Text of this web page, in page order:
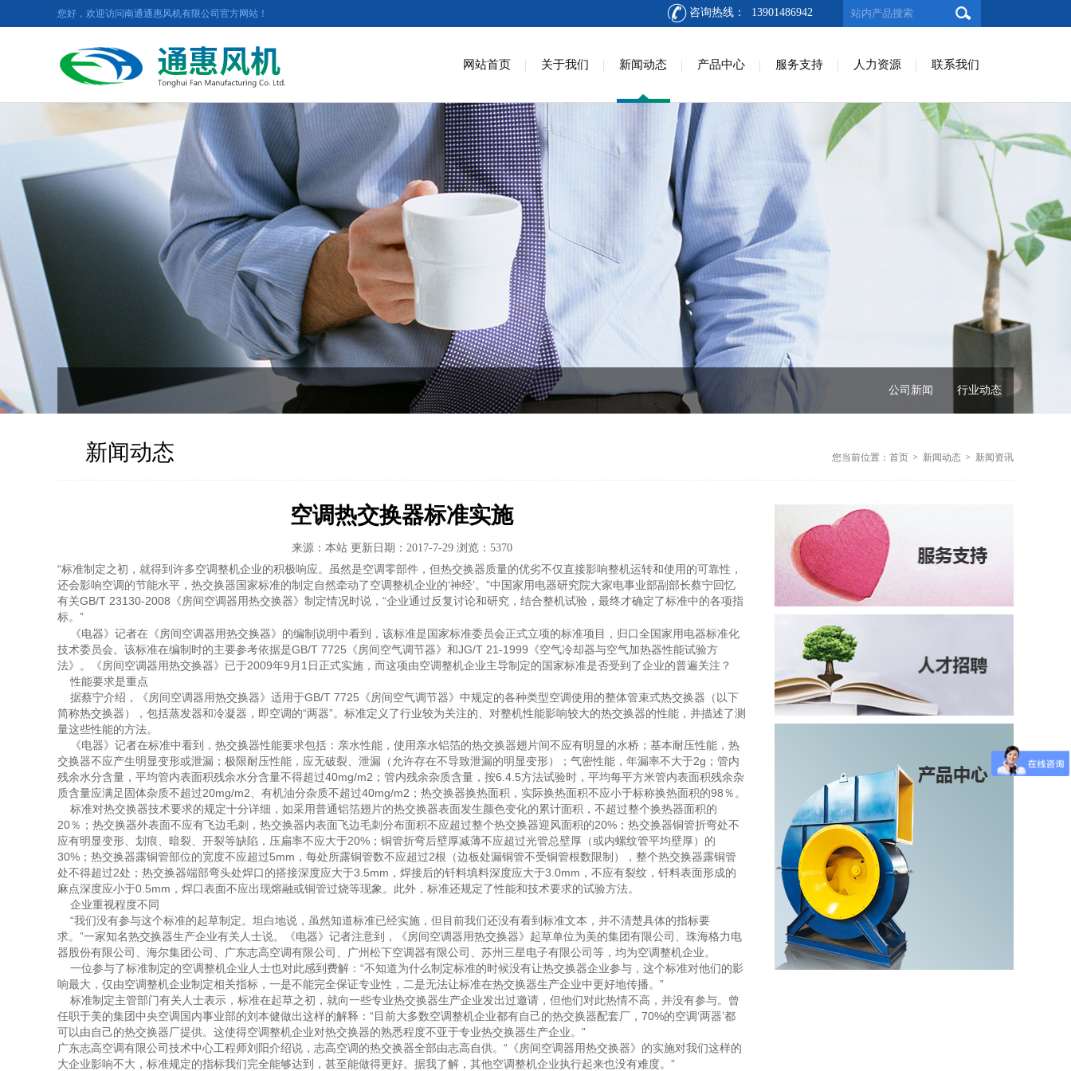
您好，欢迎访问南通通惠风机有限公司官方网站！ 咨询热线： 13901486942
网站首页 关于我们 新闻动态 产品中心 服务支持 人力资源 联系我们
公司新闻 行业动态
新闻动态 您当前位置： 首页 > 新闻动态 > 新闻资讯
空调热交换器标准实施
来源：本站 更新日期：2017-7-29 浏览：5370
“标准制定之初，就得到许多空调整机企业的积极响应。虽然是空调零部件，但热交换器质量的优劣不仅直接影响整机运转和使用的可靠性，
还会影响空调的节能水平，热交换器国家标准的制定自然牵动了空调整机企业的‘神经’。”中国家用电器研究院大家电事业部副部长蔡宁回忆
有关GB/T 23130-2008《房间空调器用热交换器》制定情况时说，“企业通过反复讨论和研究，结合整机试验，最终才确定了标准中的各项指
标。”
《电器》记者在《房间空调器用热交换器》的编制说明中看到，该标准是国家标准委员会正式立项的标准项目，归口全国家用电器标准化
技术委员会。该标准在编制时的主要参考依据是GB/T 7725《房间空气调节器》和JG/T 21-1999《空气冷却器与空气加热器性能试验方
法》。《房间空调器用热交换器》已于2009年9月1日正式实施，而这项由空调整机企业主导制定的国家标准是否受到了企业的普遍关注？
性能要求是重点
据蔡宁介绍，《房间空调器用热交换器》适用于GB/T 7725《房间空气调节器》中规定的各种类型空调使用的整体管束式热交换器（以下
简称热交换器），包括蒸发器和冷凝器，即空调的“两器”。标准定义了行业较为关注的、对整机性能影响较大的热交换器的性能，并描述了测
量这些性能的方法。
《电器》记者在标准中看到，热交换器性能要求包括：亲水性能，使用亲水铝箔的热交换器翅片间不应有明显的水桥；基本耐压性能，热
交换器不应产生明显变形或泄漏；极限耐压性能，应无破裂、泄漏（允许存在不导致泄漏的明显变形）；气密性能，年漏率不大于2g；管内
残余水分含量，平均管内表面积残余水分含量不得超过40mg/m2；管内残余杂质含量，按6.4.5方法试验时，平均每平方米管内表面积残余杂
质含量应满足固体杂质不超过20mg/m2、有机油分杂质不超过40mg/m2；热交换器换热面积，实际换热面积不应小于标称换热面积的98％。
标准对热交换器技术要求的规定十分详细，如采用普通铝箔翅片的热交换器表面发生颜色变化的累计面积，不超过整个换热器面积的
20％；热交换器外表面不应有飞边毛刺，热交换器内表面飞边毛刺分布面积不应超过整个热交换器迎风面积的20%；热交换器铜管折弯处不
应有明显变形、划痕、暗裂、开裂等缺陷，压扁率不应大于20%；铜管折弯后壁厚减薄不应超过光管总壁厚（或内螺纹管平均壁厚）的
30%；热交换器露铜管部位的宽度不应超过5mm，每处所露铜管数不应超过2根（边板处漏铜管不受铜管根数限制），整个热交换器露铜管
处不得超过2处；热交换器端部弯头处焊口的搭接深度应大于3.5mm，焊接后的钎料填料深度应大于3.0mm，不应有裂纹，钎料表面形成的
麻点深度应小于0.5mm，焊口表面不应出现熔融或铜管过烧等现象。此外，标准还规定了性能和技术要求的试验方法。
企业重视程度不同
“我们没有参与这个标准的起草制定。坦白地说，虽然知道标准已经实施，但目前我们还没有看到标准文本，并不清楚具体的指标要
求。”一家知名热交换器生产企业有关人士说。《电器》记者注意到，《房间空调器用热交换器》起草单位为美的集团有限公司、珠海格力电
器股份有限公司、海尔集团公司、广东志高空调有限公司、广州松下空调器有限公司、苏州三星电子有限公司等，均为空调整机企业。
一位参与了标准制定的空调整机企业人士也对此感到费解：“不知道为什么制定标准的时候没有让热交换器企业参与，这个标准对他们的影
响最大，仅由空调整机企业制定相关指标，一是不能完全保证专业性，二是无法让标准在热交换器生产企业中更好地传播。”
标准制定主管部门有关人士表示，标准在起草之初，就向一些专业热交换器生产企业发出过邀请，但他们对此热情不高，并没有参与。曾
任职于美的集团中央空调国内事业部的刘本健做出这样的解释：“目前大多数空调整机企业都有自己的热交换器配套厂，70%的空调‘两器’都
可以由自己的热交换器厂提供。这使得空调整机企业对热交换器的熟悉程度不亚于专业热交换器生产企业。”
广东志高空调有限公司技术中心工程师刘阳介绍说，志高空调的热交换器全部由志高自供。“《房间空调器用热交换器》的实施对我们这样的
大企业影响不大，标准规定的指标我们完全能够达到，甚至能做得更好。据我了解，其他空调整机企业执行起来也没有难度。”